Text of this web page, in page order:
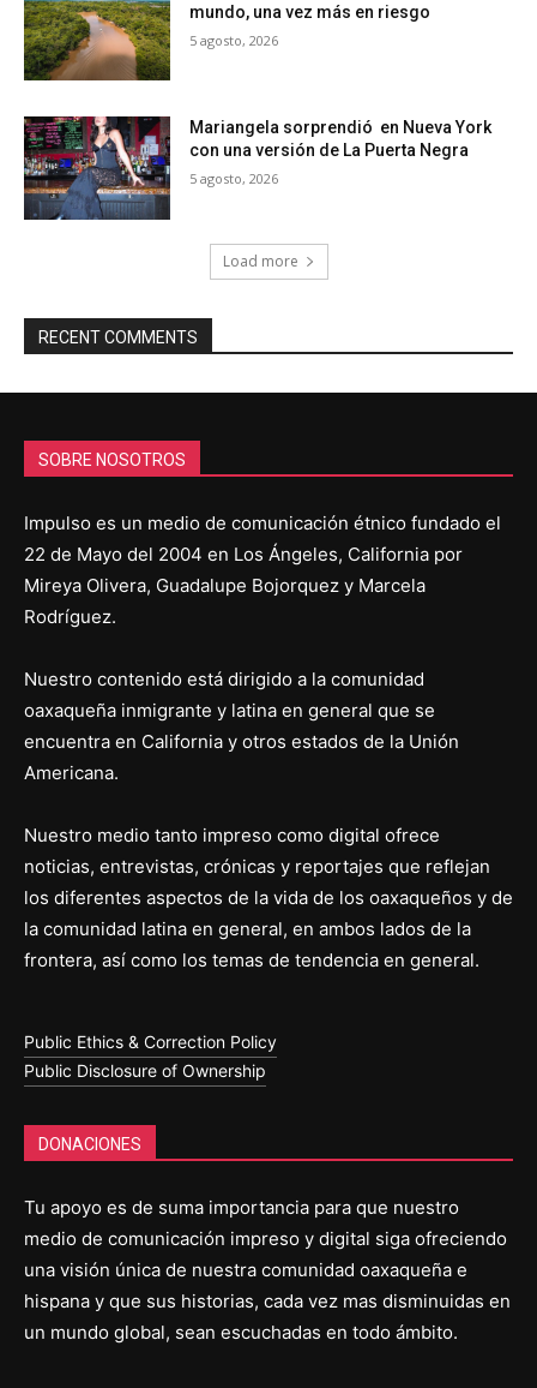
mundo, una vez más en riesgo
5 agosto, 2026
Mariangela sorprendió en Nueva York
con una versión de La Puerta Negra
5 agosto, 2026
Load more
RECENT COMMENTS
SOBRE NOSOTROS
Impulso es un medio de comunicación étnico fundado el
22 de Mayo del 2004 en Los Ángeles, California por
Mireya Olivera, Guadalupe Bojorquez y Marcela
Rodríguez.
Nuestro contenido está dirigido a la comunidad
oaxaqueña inmigrante y latina en general que se
encuentra en California y otros estados de la Unión
Americana.
Nuestro medio tanto impreso como digital ofrece
noticias, entrevistas, crónicas y reportajes que reflejan
los diferentes aspectos de la vida de los oaxaqueños y de
la comunidad latina en general, en ambos lados de la
frontera, así como los temas de tendencia en general.
Public Ethics & Correction Policy
Public Disclosure of Ownership
DONACIONES
Tu apoyo es de suma importancia para que nuestro
medio de comunicación impreso y digital siga ofreciendo
una visión única de nuestra comunidad oaxaqueña e
hispana y que sus historias, cada vez mas disminuidas en
un mundo global, sean escuchadas en todo ámbito.